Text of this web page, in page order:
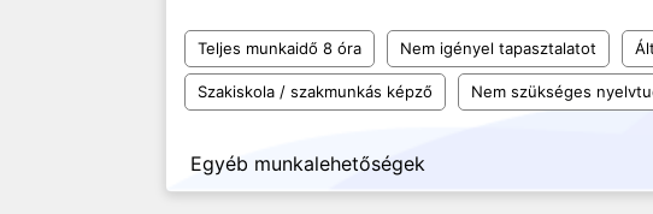
Teljes munkaidő 8 óra Nem igényel tapasztalatot
Szakiskola / szakmunkás képző Nem szükséges
Egyéb munkalehetőségek